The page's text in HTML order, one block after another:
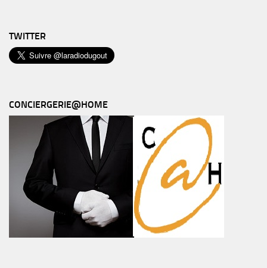
TWITTER
CONCIERGERIE@HOME